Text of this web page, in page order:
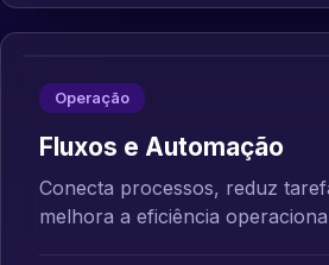
Operação
Fluxos e Automação
Conecta processos, reduz
melhora a eficiência